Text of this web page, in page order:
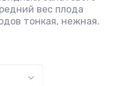
вес плода
тонкая, нежная.